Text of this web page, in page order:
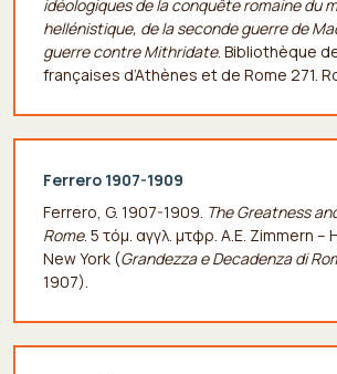
idéologiques de la conquête romaine du
hellénistique, de la seconde guerre de
guerre contre Mithridate. Bibliothèque
françaises d’Athènes et de Rome 271.
Ferrero 1907-1909
Ferrero, G. 1907-1909. The Greatness
Rome. 5 τόμ. αγγλ. μτφρ. A.E. Zimmern –
New York (Grandezza e Decadenza di
1907).